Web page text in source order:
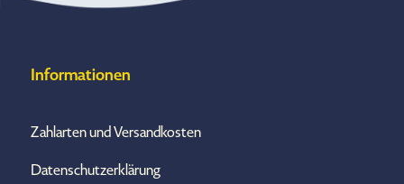
Informationen
Zahlarten und Versandkosten
Datenschutzerklärung